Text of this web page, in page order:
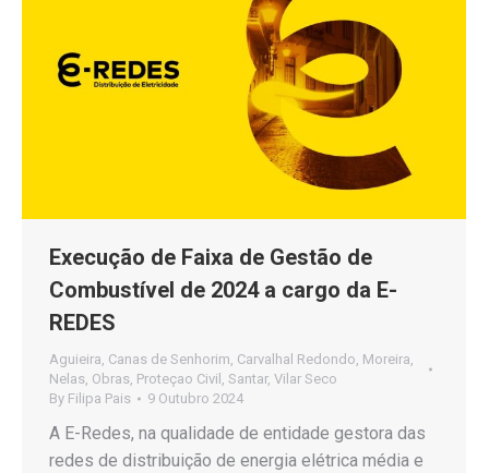
Execução de Faixa de Gestão de
Combustível de 2024 a cargo da E-
REDES
Aguieira, Canas de Senhorim, Carvalhal Redondo, Moreira,
Nelas, Obras, Proteçao Civil , Santar, Vilar Seco
By Filipa Pais 9 Outubro 2024
A E-Redes, na qualidade de entidade gestora das
redes de distribuição de energia elétrica média e